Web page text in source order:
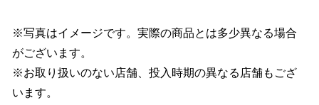
※写真はイメージです。実際の商品とは多少異なる場合
がございます。
※お取り扱いのない店舗、投入時期の異なる店舗もござ
います。